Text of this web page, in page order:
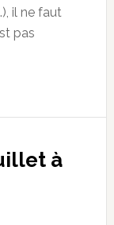
il ne faut
pas
à